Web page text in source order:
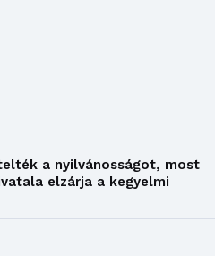
a nyilvánosságot, most
elzárja a kegyelmi